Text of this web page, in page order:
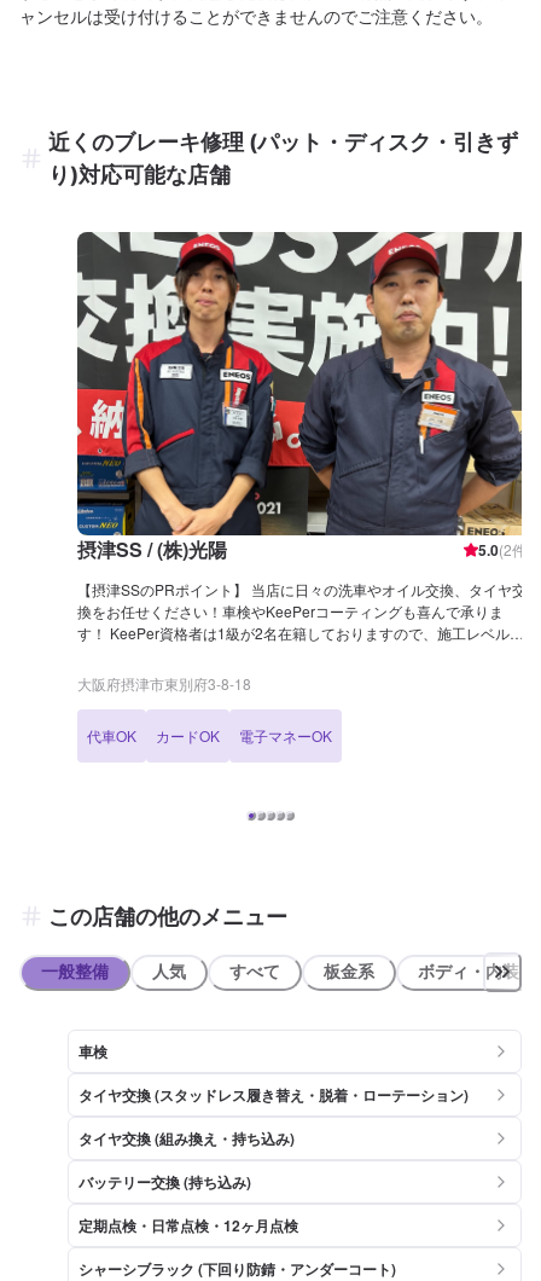
ャンセルは受け付けることができませんのでご注意ください。
近くのブレーキ修理 (パット・ディスク・引きず
り)対応可能な店舗
摂津SS / (株)光陽 5.0(2件)
【摂津SSのPRポイント】 当店に日々の洗車やオイル交換、タイヤ交
換をお任せください！車検やKeePerコーティングも喜んで承りま
す！ KeePer資格者は1級が2名在籍しておりますので、施工レベルに
車の全てを当店にご相談が可能です！ 【営業時間】 [メンテナンス受
付時間] 月〜土：9:00~19:00 日・祝：9:00~18:00 [給油営業時間] 月〜
スアプリの当店フォローで、ガソリン・洗車クーポン等を配布してお
ります！ 【サービスルームの詳細】 ・椅子 ・トイレ ・ゴミ箱 ・喫煙
大阪府摂津市東別府3-8-18
代車OK カードOK 電子マネーOK
この店舗の他のメニュー
一般整備 人気 すべて 板金系 ボディ・内装
車検
タイヤ交換 (スタッドレス履き替え・脱着・ローテーション)
タイヤ交換 (組み換え・持ち込み)
バッテリー交換 (持ち込み)
定期点検・日常点検・12ヶ月点検
シャーシブラック (下回り防錆・アンダーコート)